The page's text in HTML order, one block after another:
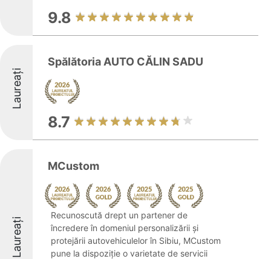
9.8
Laureați
Spălătoria AUTO CĂLIN SADU
8.7
Laureați
MCustom
Recunoscută drept un partener de
încredere în domeniul personalizării și
protejării autovehiculelor în Sibiu, MCustom
pune la dispoziție o varietate de servicii